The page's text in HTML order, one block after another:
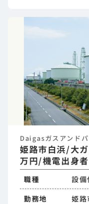
Daigasガスアンド
姫路市白浜/大
万円/機電出身
職種
設備
勤務地
姫路